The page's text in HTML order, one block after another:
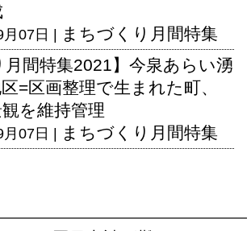
07日 | まちづくり月間特集
月間特集2021】今泉あらい湧
=区画整理で生まれた町、
を維持管理
07日 | まちづくり月間特集